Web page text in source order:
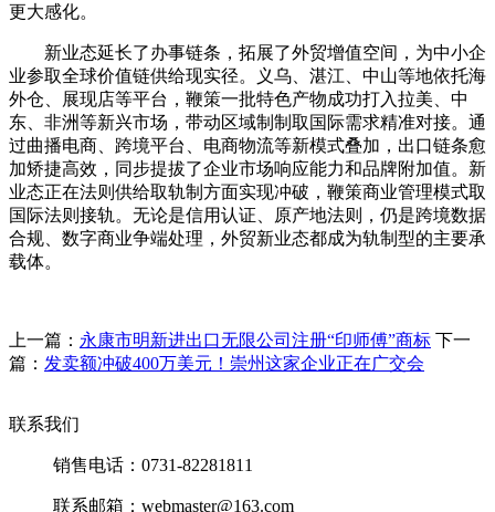
更大感化。
新业态延长了办事链条，拓展了外贸增值空间，为中小企
业参取全球价值链供给现实径。义乌、湛江、中山等地依托海
外仓、展现店等平台，鞭策一批特色产物成功打入拉美、中
东、非洲等新兴市场，带动区域制制取国际需求精准对接。通
过曲播电商、跨境平台、电商物流等新模式叠加，出口链条愈
加矫捷高效，同步提拔了企业市场响应能力和品牌附加值。新
业态正在法则供给取轨制方面实现冲破，鞭策商业管理模式取
国际法则接轨。无论是信用认证、原产地法则，仍是跨境数据
合规、数字商业争端处理，外贸新业态都成为轨制型的主要承
载体。
上一篇： 永康市明新进出口无限公司注册“印师傅”商标 下一
篇： 发卖额冲破400万美元！崇州这家企业正在广交会
联系我们
销售电话：0731-82281811
联系邮箱：webmaster@163.com